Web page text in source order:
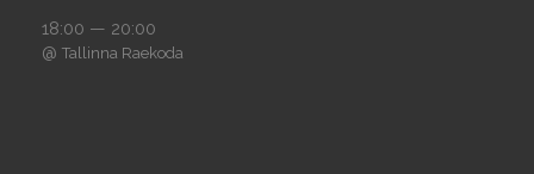
18:00 — 20:00
@ Tallinna Raekoda